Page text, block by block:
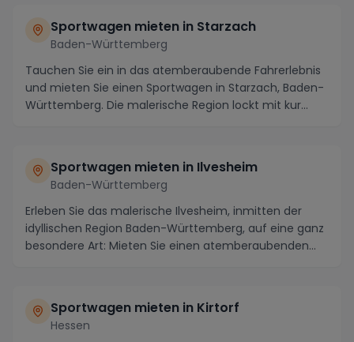
Sportwagen mieten in Starzach
Baden-Württemberg
Tauchen Sie ein in das atemberaubende Fahrerlebnis
und mieten Sie einen Sportwagen in Starzach, Baden-
Württemberg. Die malerische Region lockt mit kur...
Sportwagen mieten in Ilvesheim
Baden-Württemberg
Erleben Sie das malerische Ilvesheim, inmitten der
idyllischen Region Baden-Württemberg, auf eine ganz
besondere Art: Mieten Sie einen atemberaubenden...
Sportwagen mieten in Kirtorf
Hessen